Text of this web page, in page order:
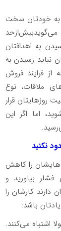
به خودتان سخت
و می‌گویدبیش‌ازحد
به اهدافتان
نباید رسیدن به
فرایند فروش
ملاقات‌، نوع
روزهایتان قرار
اما اگر این
نکنید
را کاهش
بیاورید و
دارند کارشان را
باشد:
اشتباه می‌کنند.